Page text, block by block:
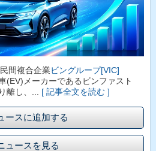
間複合企業ビングループ[VIC]
(EV)メーカーであるビンファスト
離し、... [ 記事全文を読む ]
ースに追加する
ュースを見る